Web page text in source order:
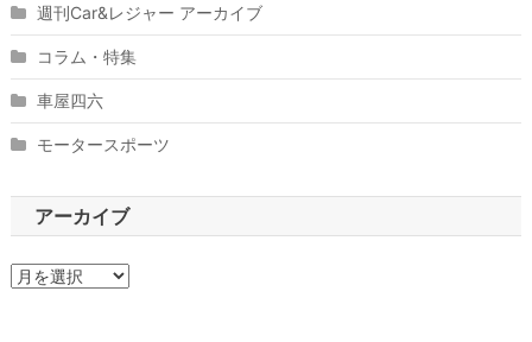
週刊Car&レジャー アーカイブ
コラム・特集
車屋四六
モータースポーツ
アーカイブ
ア